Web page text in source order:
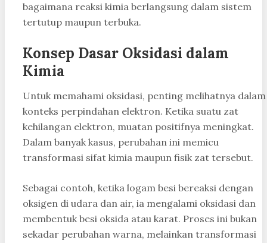
bagaimana reaksi kimia berlangsung dalam sistem
tertutup maupun terbuka.
Konsep Dasar Oksidasi dalam
Kimia
Untuk memahami oksidasi, penting melihatnya dalam
konteks perpindahan elektron. Ketika suatu zat
kehilangan elektron, muatan positifnya meningkat.
Dalam banyak kasus, perubahan ini memicu
transformasi sifat kimia maupun fisik zat tersebut.
Sebagai contoh, ketika logam besi bereaksi dengan
oksigen di udara dan air, ia mengalami oksidasi dan
membentuk besi oksida atau karat. Proses ini bukan
sekadar perubahan warna, melainkan transformasi